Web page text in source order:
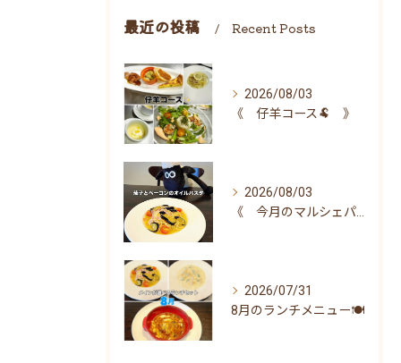
最近の投稿 Recent Posts
2026/08/03
《 仔羊コース🐏 》
2026/08/03
2026/07/31
8月のランチメニュー🍽